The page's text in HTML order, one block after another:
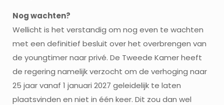
Nog wachten?
Wellicht is het verstandig om nog even te wachten
met een definitief besluit over het overbrengen van
de youngtimer naar privé. De Tweede Kamer heeft
de regering namelijk verzocht om de verhoging naar
25 jaar vanaf 1 januari 2027 geleidelijk te laten
plaatsvinden en niet in één keer. Dit zou dan wel